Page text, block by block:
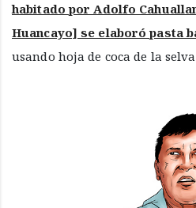
habitado por Adolfo
Huancayo] se elaboró pasta
usando hoja de coca de la